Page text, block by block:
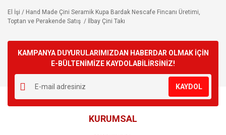
El İşi / Hand Made Çini Seramik Kupa Bardak Nescafe Fincanı Üretimi,
Toptan ve Perakende Satış / İlbay Çini Takı
KAMPANYA DUYURULARIMIZDAN HABERDAR OLMAK İÇİN
E-BÜLTENİMİZE KAYDOLABİLİRSİNİZ!
KAYDOL
KURUMSAL